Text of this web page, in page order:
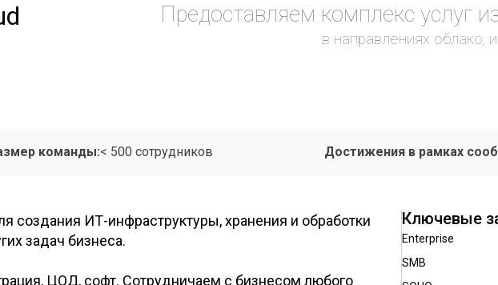
Предоставляем комплекс услуг
в направлениях облако,
команды:< 500 сотрудников Достижения в рамках
создания ИТ-инфраструктуры, хранения и обработки
задач бизнеса.
ЦОД, софт. Сотрудничаем с бизнесом любого
Ключевые
Enterprise
SMB